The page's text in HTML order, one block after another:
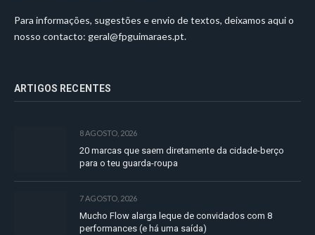
Para informações, sugestões e envio de textos, deixamos aqui o
nosso contacto: geral@fpguimaraes.pt.
ARTIGOS RECENTES
8 AGOSTO, 2026
20 marcas que saem diretamente da cidade-berço
para o teu guarda-roupa
7 AGOSTO, 2026
Mucho Flow alarga leque de convidados com 8
performances (e há uma saída)